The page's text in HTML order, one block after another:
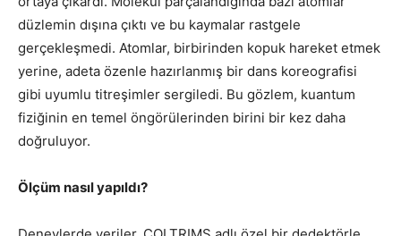
düzlemin dışına çıktı ve bu kaymalar rastgele
gerçekleşmedi. Atomlar, birbirinden kopuk hareket etmek
yerine, adeta özenle hazırlanmış bir dans koreografisi
gibi uyumlu titreşimler sergiledi. Bu gözlem, kuantum
fiziğinin en temel öngörülerinden birini bir kez daha
doğruluyor.
Ölçüm nasıl yapıldı?